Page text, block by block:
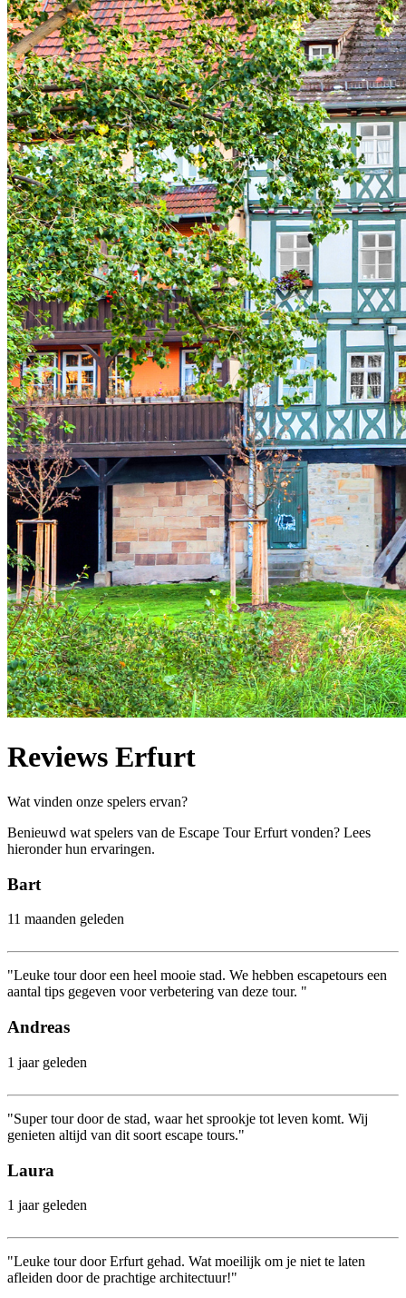
Reviews Erfurt
Wat vinden onze spelers ervan?
Benieuwd wat spelers van de Escape Tour Erfurt vonden? Lees
hieronder hun ervaringen.
Bart
11 maanden geleden
"Leuke tour door een heel mooie stad. We hebben escapetours een
aantal tips gegeven voor verbetering van deze tour. "
Andreas
1 jaar geleden
"Super tour door de stad, waar het sprookje tot leven komt. Wij
genieten altijd van dit soort escape tours."
Laura
1 jaar geleden
"Leuke tour door Erfurt gehad. Wat moeilijk om je niet te laten
afleiden door de prachtige architectuur!"